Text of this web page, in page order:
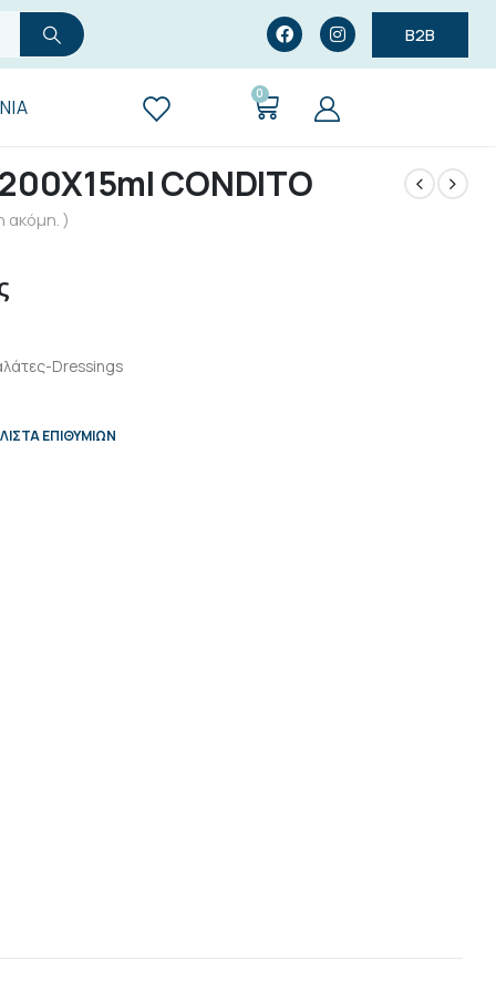
B2B
0
CONDITO
ακόμη. )
Dressings
ΕΠΙΘΥΜΙΏΝ